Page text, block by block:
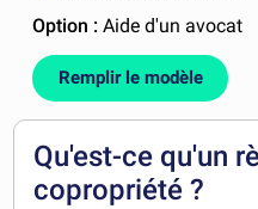
MON COMPTE
Option :Aide d'un avocat
Remplir le modèle
Qu'est-ce qu'un
copropriété ?